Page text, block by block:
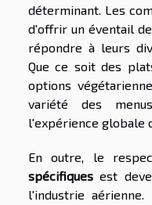
déterminant. Les
d'offrir un éventail
répondre à leurs
Que ce soit des
options
variété des
l'expérience globale
En outre, le
spécifiques est
l'industrie